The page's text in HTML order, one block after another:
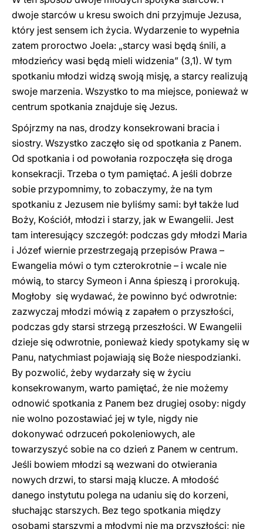
dwoje starców u kresu swoich dni przyjmuje Jezusa,
który jest sensem ich życia. Wydarzenie to wypełnia
zatem proroctwo Joela: „starcy wasi będą śnili, a
młodzieńcy wasi będą mieli widzenia” (3,1). W tym
spotkaniu młodzi widzą swoją misję, a starcy realizują
swoje marzenia. Wszystko to ma miejsce, ponieważ w
centrum spotkania znajduje się Jezus.
Spójrzmy na nas, drodzy konsekrowani bracia i
siostry. Wszystko zaczęło się od spotkania z Panem.
Od spotkania i od powołania rozpoczęła się droga
konsekracji. Trzeba o tym pamiętać. A jeśli dobrze
sobie przypomnimy, to zobaczymy, że na tym
spotkaniu z Jezusem nie byliśmy sami: był także lud
Boży, Kościół, młodzi i starzy, jak w Ewangelii. Jest
tam interesujący szczegół: podczas gdy młodzi Maria
i Józef wiernie przestrzegają przepisów Prawa –
Ewangelia mówi o tym czterokrotnie – i wcale nie
mówią, to starcy Symeon i Anna śpieszą i prorokują.
Mogłoby się wydawać, że powinno być odwrotnie:
zazwyczaj młodzi mówią z zapałem o przyszłości,
podczas gdy starsi strzegą przeszłości. W Ewangelii
dzieje się odwrotnie, ponieważ kiedy spotykamy się w
Panu, natychmiast pojawiają się Boże niespodzianki.
By pozwolić, żeby wydarzały się w życiu
konsekrowanym, warto pamiętać, że nie możemy
odnowić spotkania z Panem bez drugiej osoby: nigdy
nie wolno pozostawiać jej w tyle, nigdy nie
dokonywać odrzuceń pokoleniowych, ale
towarzyszyć sobie na co dzień z Panem w centrum.
Jeśli bowiem młodzi są wezwani do otwierania
nowych drzwi, to starsi mają klucze. A młodość
danego instytutu polega na udaniu się do korzeni,
słuchając starszych. Bez tego spotkania między
osobami starszymi a młodymi nie ma przyszłości; nie